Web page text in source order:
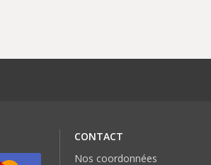
CONTACT
Nos coordonnées